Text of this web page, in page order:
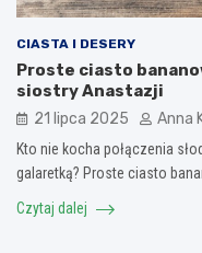
CIASTA I DESERY
Proste ciasto
siostry Anastazji
21 lipca 2025 Anna
Kto nie kocha połączenia
galaretką? Proste ciasto
Czytaj dalej